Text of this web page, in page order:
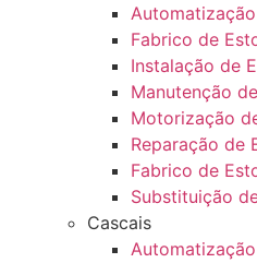
Fabrico de
Instalação de
Manutenção
Motorização
Reparação de
Fabrico de
Substituição
Cascais